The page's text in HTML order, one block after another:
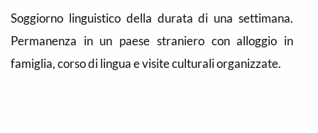
Soggiorno linguistico della durata di una settimana.
Permanenza in un paese straniero con alloggio in
famiglia, corso di lingua e visite culturali organizzate.